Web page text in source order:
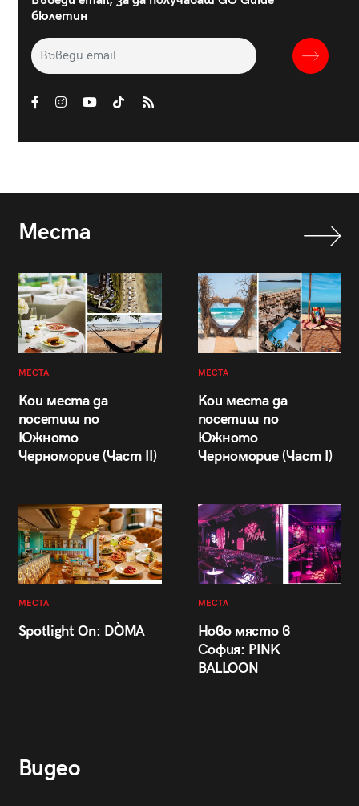
бюлетин
Места
МЕСТА
Кои места да
посетиш по
Южното
Черноморие (Част II)
МЕСТА
Кои места да
посетиш по
Южното
Черноморие (Част I)
МЕСТА
Spotlight On: DÒMA
МЕСТА
Ново място в
София: PINK
BALLOON
Видео